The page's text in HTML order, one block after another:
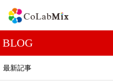
BLOG
最新記事